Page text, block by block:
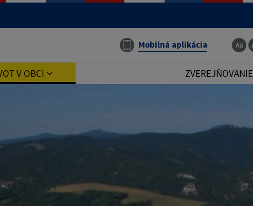
Mobilná aplikácia
V OBCI ZVEREJŇOVANIE